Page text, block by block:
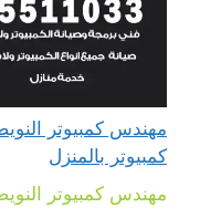
كمبيوتر بالمنزل
مهندس كمبيوتر